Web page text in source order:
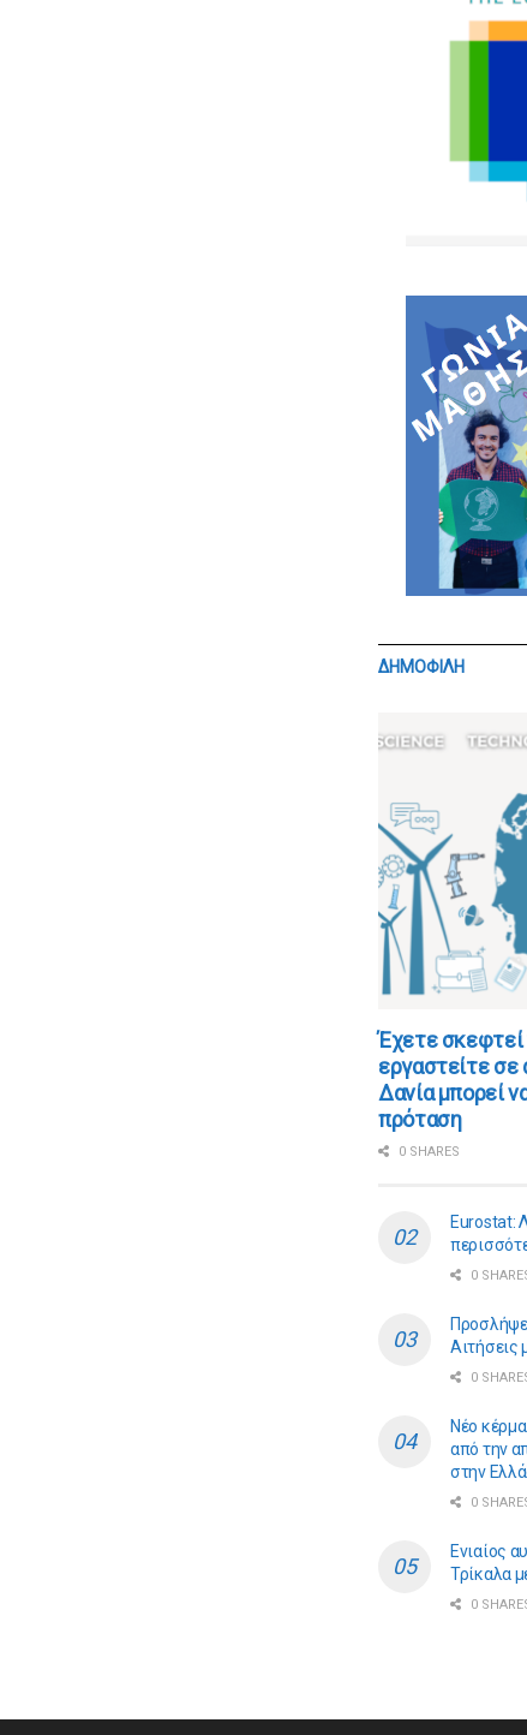
ΔΗΜΟΦΙΛΗ
​​Έχετε σκεφτεί
εργαστείτε
Δανία μπορεί
πρόταση
0 SHARES
Eurostat:
0
Αιτήσεις
0
Νέο
από την
στην
0
Ενιαίος
Τρίκαλα
0